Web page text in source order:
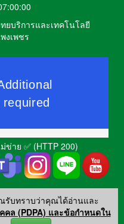
ยบริการและเทคโนโลยี
งเพชร
ข่าย ✅ (HTTP 200)
รับทราบว่าคุณได้อ่านและ
ล (PDPA) และข้อกำหนดใน